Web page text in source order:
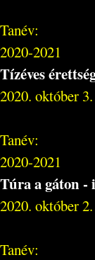
Tanév:
2020-2021
Tízéves
2020. október 3.
Tanév:
2020-2021
Túra a gáton -
2020. október 2.
Tanév: